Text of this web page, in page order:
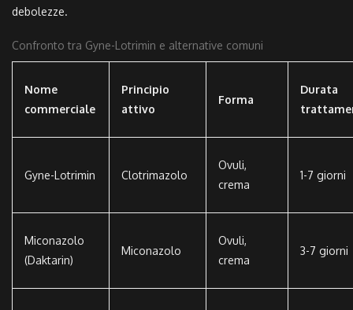
debolezze.
Confronto tra Gyne-Lotrimin e alternative comuni
Nome
commerciale
Principio
attivo
Forma
Durata
Gyne-Lotrimin Clotrimazolo
Ovuli,
crema
1-7 giorni
Miconazolo
(Daktarin)
Miconazolo
Ovuli,
crema
3-7 giorni